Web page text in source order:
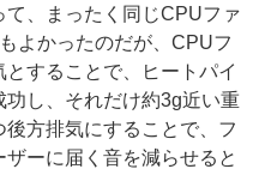
、まったく同じCPUファ
よかったのだが、CPUフ
することで、ヒートパイ
し、それだけ約3g近い重
方排気にすることで、フ
ーに届く音を減らせると